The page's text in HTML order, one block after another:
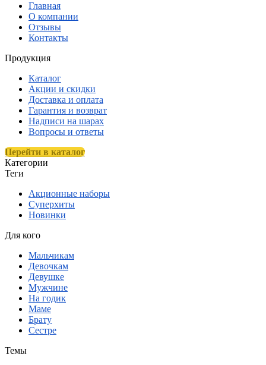
Главная
О компании
Отзывы
Контакты
Продукция
Каталог
Акции и скидки
Доставка и оплата
Гарантия и возврат
Надписи на шарах
Вопросы и ответы
Перейти в каталог
Категории
Теги
Акционные наборы
Суперхиты
Новинки
Для кого
Мальчикам
Девочкам
Девушке
Мужчине
На годик
Маме
Брату
Сестре
Темы